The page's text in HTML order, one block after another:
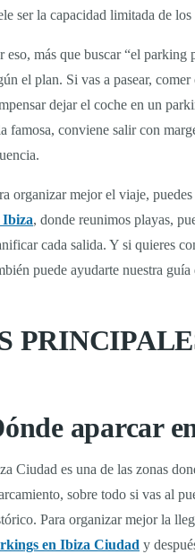
ser la capacidad limitada de
eso, más que buscar “el
el plan. Si vas a pasear,
dejar el coche en un
famosa, conviene salir con
organizar mejor el viaje,
Ibiza, donde reunimos playas,
cada salida. Y si quieres
puede ayudarte nuestra guía
aparcar
Ciudad es una de las zonas
sobre todo si vas al
Para organizar mejor la
en Ibiza Ciudad y